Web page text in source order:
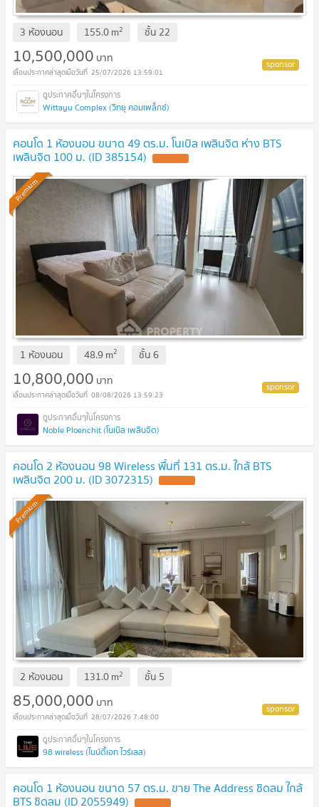
3 ห้องนอน 155.0m2 ชั้น 22
10,500,000 บาท
25/07/2026 13:59:01
Wittayu Complex (วิทยุ คอมเพล็กซ์)
คอนโด 1 ห้องนอน ขนาด 49 ตร.ม. โนเบิล เพลินจิต ห่าง BTS
เพลินจิต 100 ม. (ID 385154)
Premium
1 ห้องนอน 48.9 m2 ชั้น 6
10,800,000 บาท
08/08/2026 13:59:23
Noble Ploenchit (โนเบิล เพลินจิต)
คอนโด 2 ห้องนอน 98 Wireless พื้นที่ 131 ตร.ม. ใกล้ BTS
เพลินจิต 200 ม. (ID 3072315)
Premium
2 ห้องนอน 131.0m2 ชั้น 5
85,000,000 บาท
28/07/2026 7:48:00
98 wireless (ไนน์ตี้เอท ไวร์เลส)
คอนโด 1 ห้องนอน ขนาด 57 ตร.ม. ขาย The Address ชิดลม ใกล้
BTS ชิดลม (ID 2055949)